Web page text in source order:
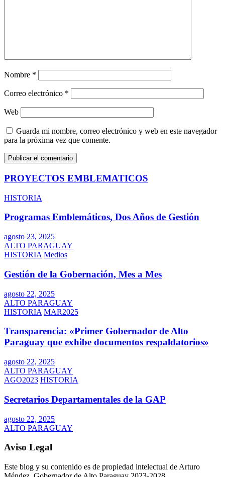
Nombre *
Correo electrónico *
Web
Guarda mi nombre, correo electrónico y web en este navegador
para la próxima vez que comente.
PROYECTOS EMBLEMATICOS
HISTORIA
Programas Emblemáticos, Dos Años de Gestión
agosto 23, 2025
ALTO PARAGUAY
HISTORIA Medios
Gestión de la Gobernación, Mes a Mes
agosto 22, 2025
ALTO PARAGUAY
HISTORIA MAR2025
Transparencia: «Primer Gobernador de Alto
Paraguay que exhibe documentos respaldatorios»
agosto 22, 2025
ALTO PARAGUAY
AGO2023 HISTORIA
Secretarios Departamentales de la GAP
agosto 22, 2025
ALTO PARAGUAY
Aviso Legal
Este blog y su contenido es de propiedad intelectual de Arturo